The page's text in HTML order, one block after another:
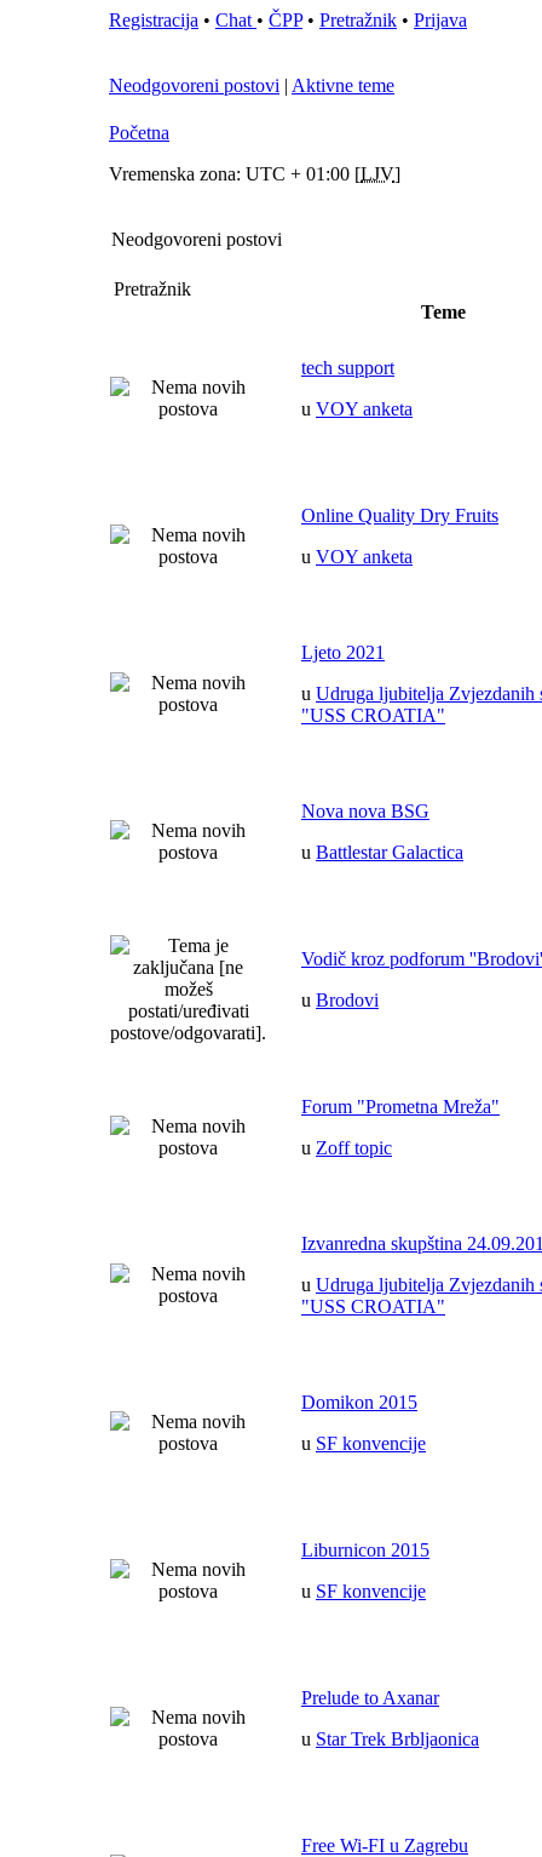
Registracija • Chat • ČPP• Pretražnik • Prijava
Neodgovoreni postovi | Aktivne teme
Početna
Vremenska zona: UTC + 01:00 [LJV]
Neodgovoreni postovi
Pretražnik
Teme
tech support
u VOY anketa
Online Quality Dry Fruits
u VOY anketa
Ljeto 2021
u Udruga ljubitelja Zvjezdanih
"USS CROATIA"
Nova nova BSG
u Battlestar Galactica
Vodič kroz podforum
u Brodovi
Forum "Prometna Mreža"
u Zoff topic
Izvanredna skupština
u Udruga ljubitelja Zvjezdanih
"USS CROATIA"
Domikon 2015
u SF konvencije
Liburnicon 2015
u SF konvencije
Prelude to Axanar
u Star Trek Brbljaonica
Free Wi-FI u Zagrebu